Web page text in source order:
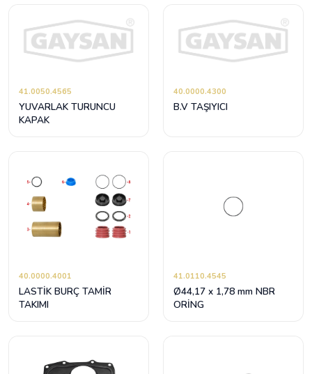
41.0050.4565
YUVARLAK TURUNCU
KAPAK
40.0000.4300
B.V TAŞIYICI
40.0000.4001
LASTİK BURÇ TAMİR
TAKIMI
41.0110.4545
Ø44,17 x 1,78 mm NBR
ORİNG